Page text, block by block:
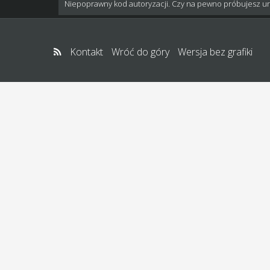
Niepoprawny kod autoryzacji. Czy na pewno próbujesz
Kontakt Wróć do góry Wersja bez grafiki